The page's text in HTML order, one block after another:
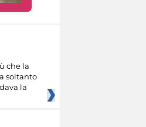
che la
soltanto
la